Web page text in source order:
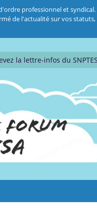
professionnel et
de l'actualité sur vos
la lettre-infos du